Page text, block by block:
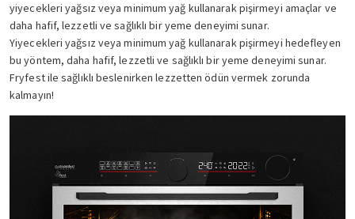
yiyecekleriyağsız veya minimum yağ kullanarak pişirmeyi amaçlar ve
daha hafif, lezzetli ve sağlıklı bir yeme deneyimi sunar.
Yiyecekleri yağsız veya minimum yağ kullanarak pişirmeyi hedefleyen
bu yöntem, daha hafif, lezzetli ve sağlıklı bir yeme deneyimi sunar.
Fryfest ile sağlıklı beslenirken lezzetten ödün vermek zorunda
kalmayın!